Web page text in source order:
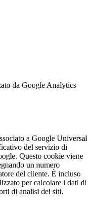
da Google Analytics
a Google Universal
del servizio di
Questo cookie viene
un numero
del cliente. È incluso
per calcolare i dati di
di analisi dei siti.